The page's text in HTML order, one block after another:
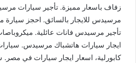
زفاف باسعار مميزة. تأجير سيارات
مرسيدس للايجار بالسائق. احجز سيارة
تأجير مرسيدس فانات عائلية.
ايجار سيارات هاتشباك مرسيدس.
كابورلية، اسعار ايجار سيارات في